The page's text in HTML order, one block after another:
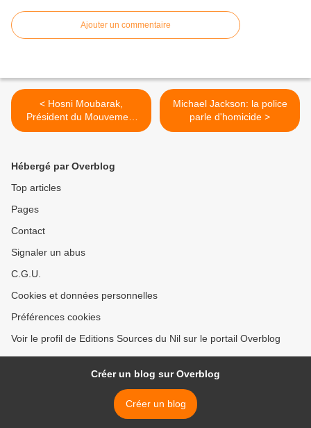
Ajouter un commentaire
< Hosni Moubarak,
Président du Mouvement
des Non alignés
Michael Jackson: la police
parle d'homicide >
Hébergé par Overblog
Top articles
Pages
Contact
Signaler un abus
C.G.U.
Cookies et données personnelles
Préférences cookies
Voir le profil de Editions Sources du Nil sur le portail Overblog
Créer un blog sur Overblog
Créer un blog